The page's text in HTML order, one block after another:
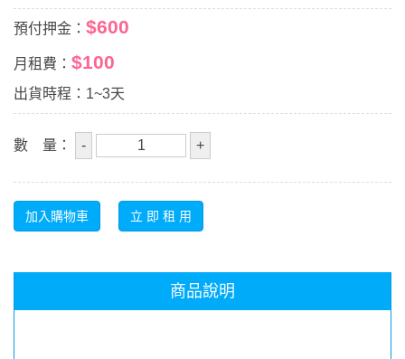
預付押金： $600
月租費： $100
出貨時程：1~3天
數 量：
商品說明